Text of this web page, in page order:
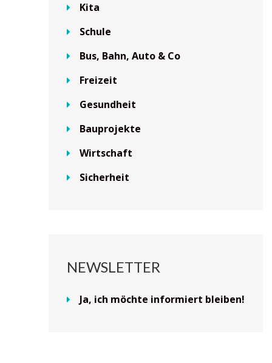
Kita
Schule
Bus, Bahn, Auto & Co
Freizeit
Gesundheit
Bauprojekte
Wirtschaft
Sicherheit
NEWSLETTER
Ja, ich möchte informiert bleiben!